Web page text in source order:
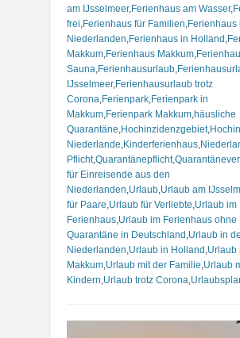
am IJsselmeer, Ferienhaus am Wasser,
frei Ferienhaus für Familien Ferienhaus
Niederlanden Ferienhaus in Holland
Makkum Ferienhaus Makkum
Sauna Ferienhausurlaub
IJsselmeer, Ferienhausurlaub trotz
Corona Ferienpark Ferienpark in
Makkum Ferienpark Makkum häusliche
Quarantäne Hochinzidenzgebiet,
Niederlande Kinderferienhaus
Pflicht,Quarantänepflicht,
für Einreisende aus den
Niederlanden Urlaub Urlaub am
für Paare Urlaub für Verliebte Urlaub im
Ferienhaus Urlaub im Ferienhaus ohne
Quarantäne in Deutschland Urlaub in
Niederlanden Urlaub in Holland Urlaub
Makkum Urlaub mit der Familie Urlaub
Kindern Urlaub trotz Corona